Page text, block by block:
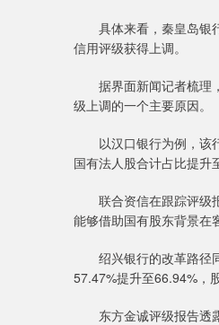
具体来看，秦皇岛银行
信用评级获得上调。
据界面新闻记者梳理，
级上调的一个主要原因。
以汉口银行为例，该行
国有法人股合计占比提升
联合资信在跟踪评级报
能够借助国有股东背景在
绍兴银行的改革路径同
57.47%提升至66.94%，
东方金诚评级报告透露